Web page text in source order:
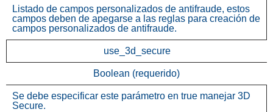
Listado de campos personalizados de antifraude, estos
campos deben de apegarse a las reglas para creación de
campos personalizados de antifraude.
use_3d_secure
Boolean (requerido)
Se debe especificar este parámetro en true manejar 3D
Secure.